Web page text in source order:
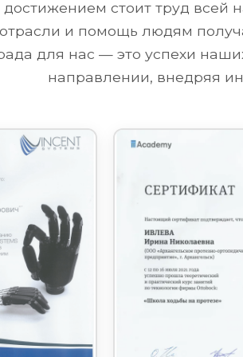
стоит труд всей
и помощь людям
для нас — это успехи
направлении, внедряя